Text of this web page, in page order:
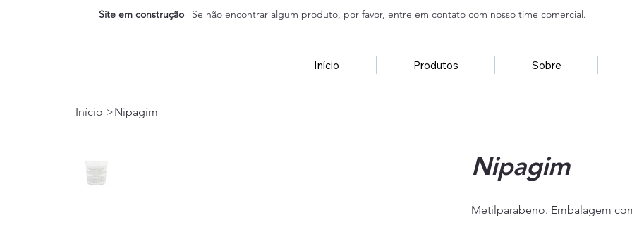
Início Produtos Sobre
Site em construção | Se não encontrar algum produto, por favor, entre em contato com nosso time comercial.
Início >Nipagim
Nipagim
Metilparabeno. Embalagem